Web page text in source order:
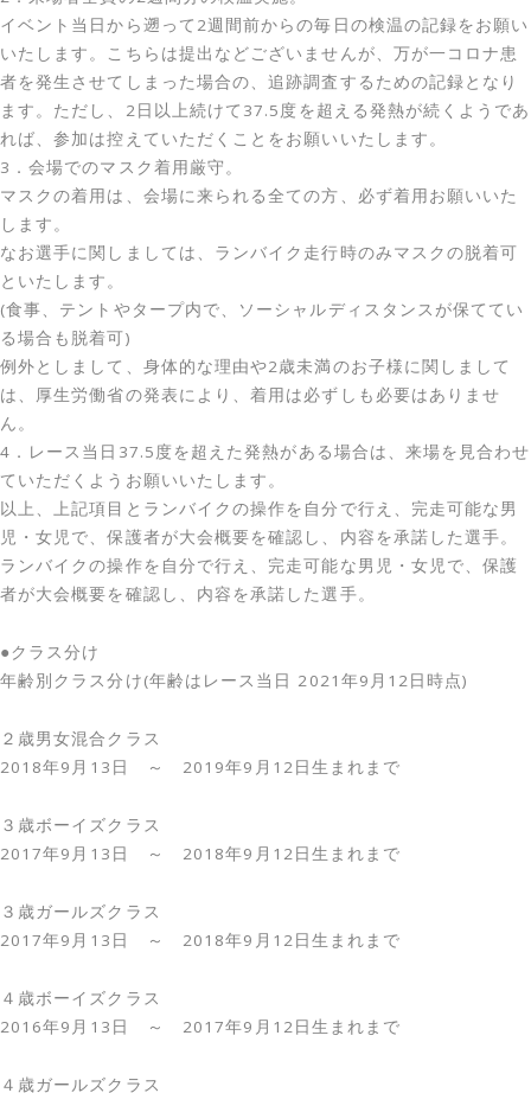
イベント当日から遡って2週間前からの毎日の検温の記録をお願い
いたします。こちらは提出などございませんが、万が一コロナ患
者を発生させてしまった場合の、追跡調査するための記録となり
ます。ただし、2日以上続けて37.5度を超える発熱が続くようであ
れば、参加は控えていただくことをお願いいたします。
3．会場でのマスク着用厳守。
マスクの着用は、会場に来られる全ての方、必ず着用お願いいた
します。
なお選手に関しましては、ランバイク走行時のみマスクの脱着可
といたします。
(食事、テントやタープ内で、ソーシャルディスタンスが保ててい
る場合も脱着可)
例外としまして、身体的な理由や2歳未満のお子様に関しまして
は、厚生労働省の発表により、着用は必ずしも必要はありませ
ん。
4．レース当日37.5度を超えた発熱がある場合は、来場を見合わせ
ていただくようお願いいたします。
以上、上記項目とランバイクの操作を自分で行え、完走可能な男
児・女児で、保護者が大会概要を確認し、内容を承諾した選手。
ランバイクの操作を自分で行え、完走可能な男児・女児で、保護
者が大会概要を確認し、内容を承諾した選手。
●クラス分け
年齢別クラス分け(年齢はレース当日 2021年9月12日時点)
２歳男女混合クラス
2018年9月13日 ～ 2019年9月12日生まれまで
３歳ボーイズクラス
2017年9月13日 ～ 2018年9月12日生まれまで
３歳ガールズクラス
2017年9月13日 ～ 2018年9月12日生まれまで
４歳ボーイズクラス
2016年9月13日 ～ 2017年9月12日生まれまで
４歳ガールズクラス